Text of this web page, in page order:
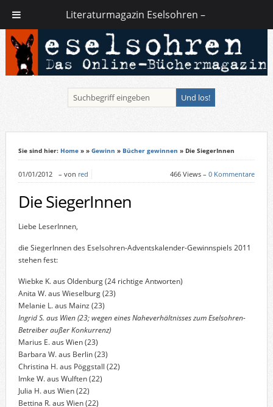
Sie sind hier: Home» » Gewinn » Bücher gewinnen » Die SiegerInnen
01/01/2012 – von red 466 Views –0 Kommentare
Die SiegerInnen
Liebe LeserInnen,
die SiegerInnen des Eselsohren-Adventskalender-Gewinnspiels 2011
stehen fest:
Wiebke K. aus Oldenburg (24 richtige Antworten)
Anita W. aus Wieselburg (23)
Melanie L. aus Mainz (23)
Ingrid S. aus Wien (23; wegen eines Naheverhältnisses zum Eselsohren-
Betreiber außer Konkurrenz)
Marius E. aus Wien (23)
Barbara W. aus Berlin (23)
Christina H. aus Pöggstall (22)
Imke W. aus Wulften (22)
Julia H. aus Wien (22)
Bettina R. aus Wien (22)
Literaturmagazin Eselsohren –